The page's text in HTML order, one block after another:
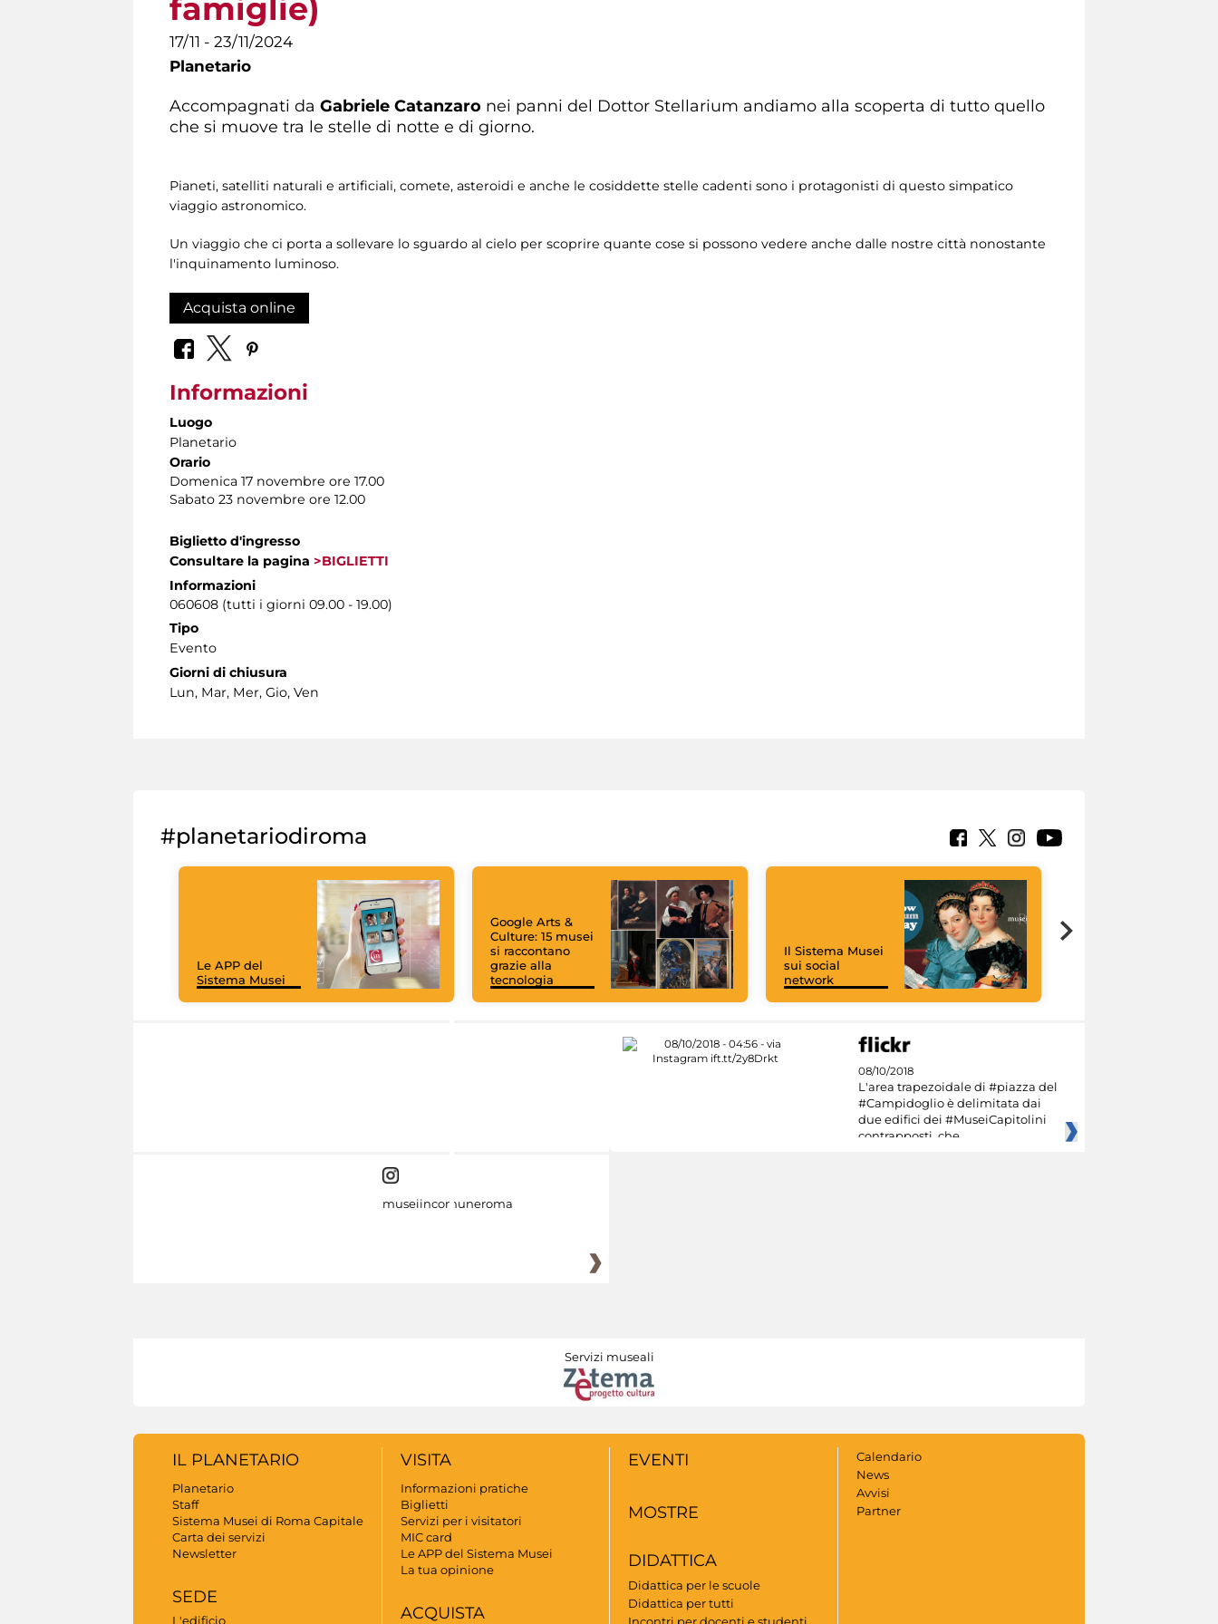
famiglie)
17/11 - 23/11/2024
Planetario
Accompagnati da Gabriele Catanzaro nei panni del Dottor Stellarium andiamo alla scoperta di tutto quello
che si muove tra le stelle di notte e di giorno.
Pianeti, satelliti naturali e artificiali, comete, asteroidi e anche le cosiddette stelle cadenti sono i protagonisti di questo simpatico
viaggio astronomico.
Un viaggio che ci porta a sollevare lo sguardo al cielo per scoprire quante cose si possono vedere anche dalle nostre città nonostante
l'inquinamento luminoso.
Acquista online
Informazioni
Luogo
Planetario
Orario
Domenica 17 novembre ore 17.00
Sabato 23 novembre ore 12.00
Biglietto d'ingresso
Consultare la pagina >BIGLIETTI
Informazioni
060608 (tutti i giorni 09.00 - 19.00)
Tipo
Evento
Giorni di chiusura
Lun, Mar, Mer, Gio, Ven
#planetariodiroma
Le APP del
Sistema Musei
Google Arts &
Culture: 15 musei
si raccontano
grazie alla
tecnologia
Il Sistema Musei
sui social
network
08/10/2018
L'area trapezoidale di #piazza del
#Campidoglio è delimitata dai
due edifici dei #MuseiCapitolini
contrapposti, che
museiincomuneroma
Servizi museali
IL PLANETARIO
Planetario
Staff
Sistema Musei di Roma Capitale
Carta dei servizi
Newsletter
SEDE
L'edificio
VISITA
Informazioni pratiche
Biglietti
Servizi per i visitatori
MIC card
Le APP del Sistema Musei
La tua opinione
ACQUISTA
EVENTI
MOSTRE
DIDATTICA
Didattica per le scuole
Didattica per tutti
Incontri per docenti e studenti
Calendario
News
Avvisi
Partner